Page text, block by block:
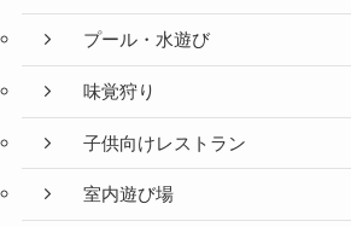
プール・水遊び
味覚狩り
子供向けレストラン
室内遊び場